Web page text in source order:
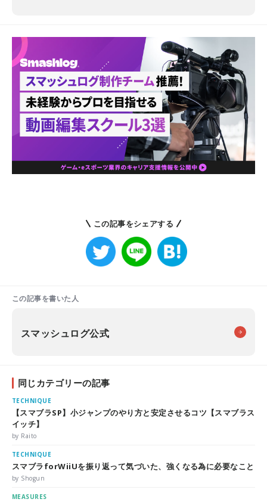
この記事をシェアする
この記事を書いた人
スマッシュログ公式
同じカテゴリーの記事
TECHNIQUE
【スマブラSP】小ジャンプのやり方と安定させるコツ【スマブラス
イッチ】
by Raito
TECHNIQUE
スマブラforWiiUを振り返って気づいた、強くなる為に必要なこと
by Shogun
MEASURES